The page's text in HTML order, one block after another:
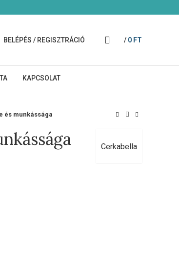
BELÉPÉS / REGISZTRÁCIÓ / 0 FT
KAPCSOLAT
és munkássága
Cerkabella